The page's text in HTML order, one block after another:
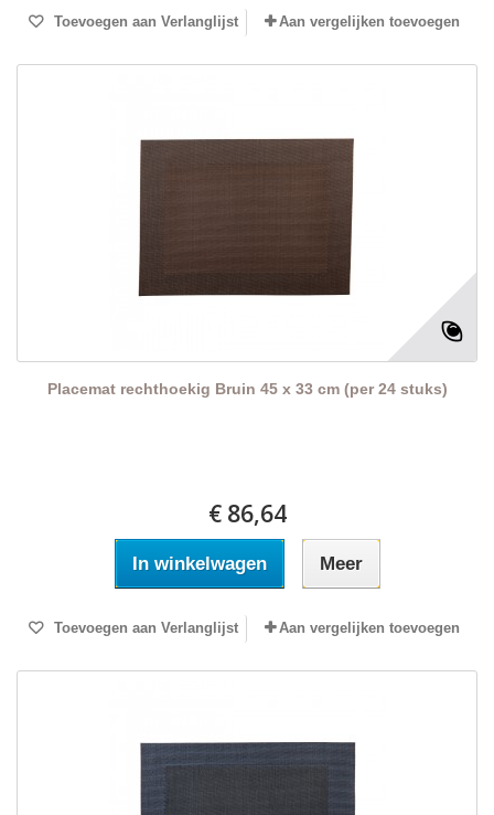
Toevoegen aan Verlanglijst Aan vergelijken toevoegen
Placemat rechthoekig Bruin 45 x 33 cm (per 24 stuks)
€ 86,64
In winkelwagen Meer
Toevoegen aan Verlanglijst Aan vergelijken toevoegen